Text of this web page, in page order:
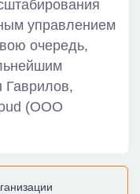
управлением
очередь,
Гаврилов,
(ООО